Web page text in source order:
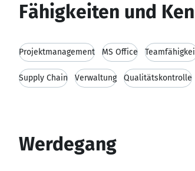
Fähigkeiten und
Projektmanagement MS Office
Supply Chain Verwaltung Qualitätskontrolle
Werdegang